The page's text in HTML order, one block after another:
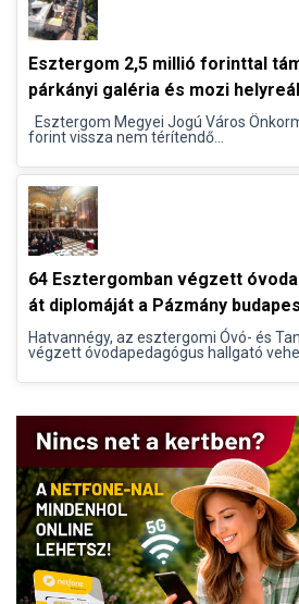
Esztergom 2,5 millió forinttal
párkányi galéria és mozi
Esztergom Megyei Jogú Város
forint vissza nem térítendő...
64 Esztergomban végzett
át diplomáját a Pázmány
Hatvannégy, az esztergomi Óvó- és
végzett óvodapedagógus hallgató